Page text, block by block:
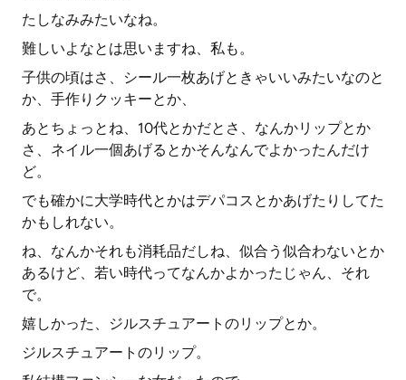
たしなみみたいなね。
難しいよなとは思いますね、私も。
子供の頃はさ、シール一枚あげときゃいいみたいなのと
か、手作りクッキーとか、
あとちょっとね、10代とかだとさ、なんかリップとか
さ、ネイル一個あげるとかそんなんでよかったんだけ
ど。
でも確かに大学時代とかはデパコスとかあげたりしてた
かもしれない。
ね、なんかそれも消耗品だしね、似合う似合わないとか
あるけど、若い時代ってなんかよかったじゃん、それ
で。
嬉しかった、ジルスチュアートのリップとか。
ジルスチュアートのリップ。